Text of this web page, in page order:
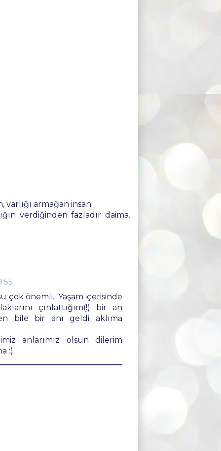
varlığı armağan insan.
verdiğinden fazladır daima.
çok önemli.. Yaşam içerisinde
çınlattığım(!) bir an
bile bir anı geldi aklıma
anlarımız olsun dilerim
:)